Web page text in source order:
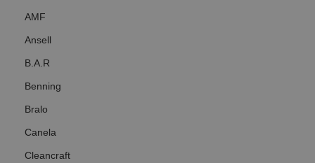
AMF
Ansell
B.A.R
Benning
Bralo
Canela
Cleancraft